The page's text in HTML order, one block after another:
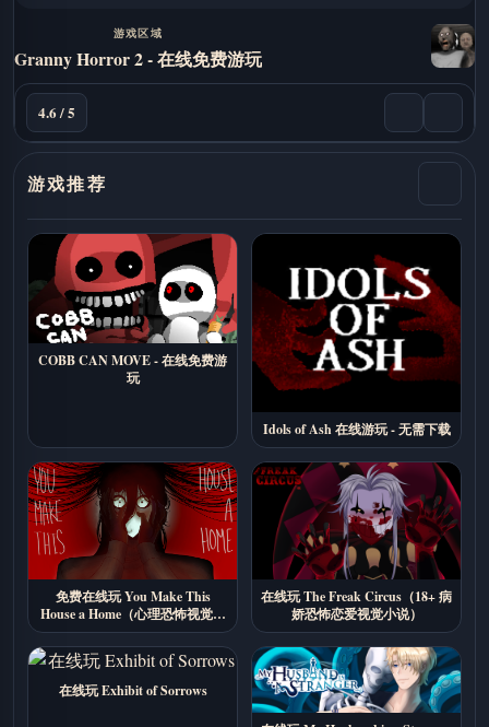
游戏区域
Granny Horror 2 - 在线免费游玩
4.6 / 5
游戏推荐
COBB CAN MOVE - 在线免费游
玩
Idols of Ash 在线游玩 - 无需下载
免费在线玩 You Make This
House a Home（心理恐怖视觉小
说）
在线玩 The Freak Circus（18+ 病
娇恐怖恋爱视觉小说）
在线玩 Exhibit of Sorrows